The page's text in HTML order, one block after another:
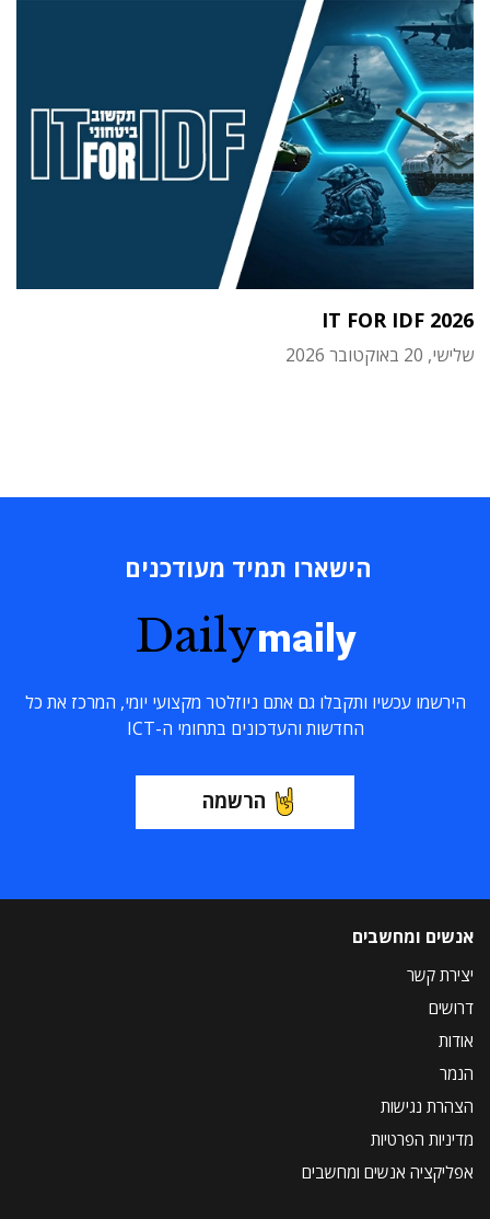
IT FOR IDF 2026
שלישי, 20 באוקטובר 2026
הישארו תמיד מעודכנים
Dailymaily
הירשמו עכשיו ותקבלו גם אתם ניוזלטר מקצועי יומי, המרכז את כל
החדשות והעדכונים בתחומי ה-ICT
הרשמה
אנשים ומחשבים
יצירת קשר
דרושים
אודות
הנמר
הצהרת נגישות
מדיניות הפרטיות
אפליקציה אנשים ומחשבים